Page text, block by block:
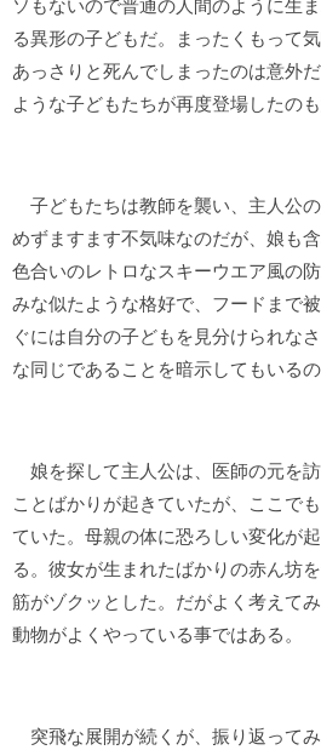
ソもないので普通の人間のように生
る異形の子どもだ。まったくもって
あっさりと死んでしまったのは意外
ような子どもたちが再度登場したのも
子どもたちは教師を襲い、主人公
めずますます不気味なのだが、娘も
色合いのレトロなスキーウエア風の
みな似たような格好で、フードまで
ぐには自分の子どもを見分けられな
な同じであることを暗示してもいるの
娘を探して主人公は、医師の元を
ことばかりが起きていたが、ここで
ていた。母親の体に恐ろしい変化が
る。彼女が生まれたばかりの赤ん坊
筋がゾクッとした。だがよく考えて
動物がよくやっている事ではある。
突飛な展開が続くが、振り返って